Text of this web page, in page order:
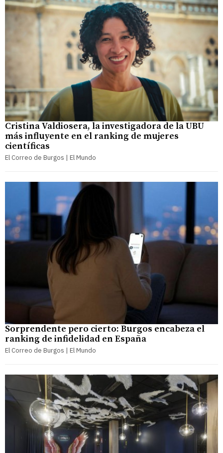
Cristina Valdiosera, la investigadora de la UBU
más influyente en el ranking de mujeres
científicas
El Correo de Burgos | El Mundo
Sorprendente pero cierto: Burgos encabeza el
ranking de infidelidad en España
El Correo de Burgos | El Mundo